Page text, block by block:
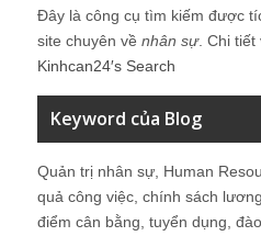
Đây là công cụ tìm kiếm được
site chuyên về nhân sự. Chi tiết
Kinhcan24′s Search
Keyword của Blog
Quản trị nhân sự, Human
quả công việc, chính sách
điểm cân bằng, tuyển dụng,